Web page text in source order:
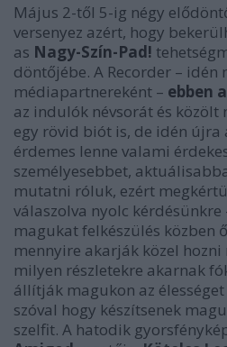
Május 2-től 5-ig négy
versenyez azért, hogy
as Nagy-Szín-Pad!
döntőjébe. A Recorder –
médiapartnereként – ebben
az indulók névsorát és
egy rövid biót is, de idén
érdemes lenne valami
személyesebbet,
mutatni róluk, ezért
válaszolva nyolc kérdésünkre
magukat felkészülés közben
mennyire akarják közel
milyen részletekre akarnak
állítják magukon az élességet
szóval hogy készítsenek
szelfit. A hatodik